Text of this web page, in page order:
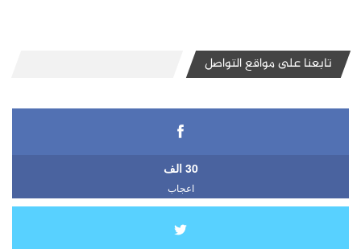
تابعنا على مواقع التواصل
30 الف
اعجاب